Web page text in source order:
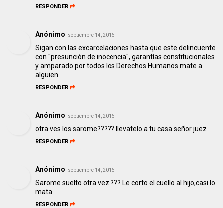
RESPONDER
Anónimo septiembre 14, 2016
Sigan con las excarcelaciones hasta que este delincuente
con "presunción de inocencia", garantías constitucionales
y amparado por todos los Derechos Humanos mate a
alguien.
RESPONDER
Anónimo septiembre 14, 2016
otra ves los sarome????? llevatelo a tu casa señor juez
RESPONDER
Anónimo septiembre 14, 2016
Sarome suelto otra vez ??? Le corto el cuello al hijo,casi lo
mata.
RESPONDER